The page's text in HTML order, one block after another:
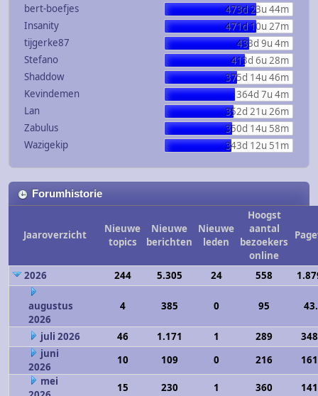
bert-boefjes
473d 23u 44m
Insanity
471d 10u 27m
tijgerke87
433d 9u 4m
Stefano
413d 6u 28m
Shaddow
375d 14u 46m
Kevindemen
364d 7u 4m
Lan
352d 21u 26m
Zabulus
350d 14u 58m
Wazigekip
343d 12u 51m
Forumhistorie
Jaaroverzicht
Nieuwe
topics
Nieuwe
berichten
Nieuwe
leden
Hoogst
aantal
bezoekers
online
2026 244 5.305 24 558
augustus
2026
4 385 0 95
juli 2026 46 1.171 1 289
juni
2026
10 109 0 216
mei
15 230 1 360